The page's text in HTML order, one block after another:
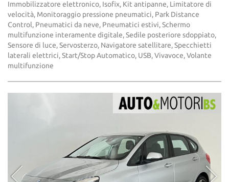
Immobilizzatore elettronico, Isofix, Kit antipanne, Limitatore di
velocità, Monitoraggio pressione pneumatici, Park Distance
Control, Pneumatici da neve, Pneumatici estivi, Schermo
multifunzione interamente digitale, Sedile posteriore sdoppiato,
Sensore di luce, Servosterzo, Navigatore satellitare, Specchietti
laterali elettrici, Start/Stop Automatico, USB, Vivavoce, Volante
multifunzione